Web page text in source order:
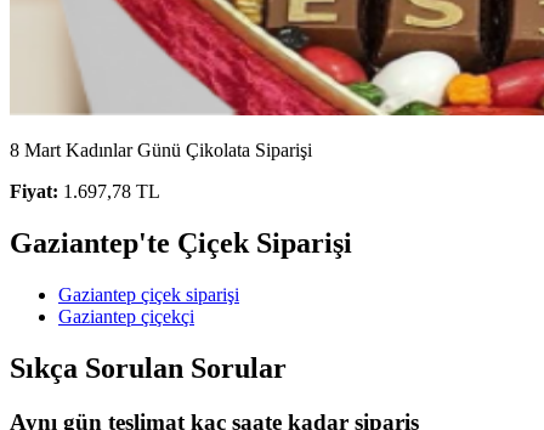
8 Mart Kadınlar Günü Çikolata Siparişi
Fiyat: 1.697,78 TL
Gaziantep'te Çiçek Siparişi
Gaziantep çiçek siparişi
Gaziantep çiçekçi
Sıkça Sorulan Sorular
Aynı gün teslimat kaç saate kadar sipariş